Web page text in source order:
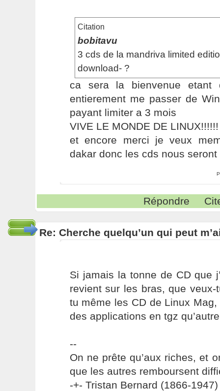
Citation
bobitavu
3 cds de la mandriva limited
download- ?
ca sera la bienvenue etant
entierement me passer de
payant limiter a 3 mois
VIVE LE MONDE DE LINUX!!!!!!
et encore merci je veux
dakar donc les cds nous seront
Répondre
Re: Cherche quelqu’un qui peut
Si jamais la tonne de CD que
revient sur les bras, que veux-
tu même les CD de Linux
des applications en tgz
--
On ne prête qu’aux riches, et
que les autres remboursent
-+- Tristan Bernard (1866-1947)